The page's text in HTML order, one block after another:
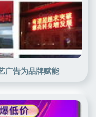
广告为品牌赋能